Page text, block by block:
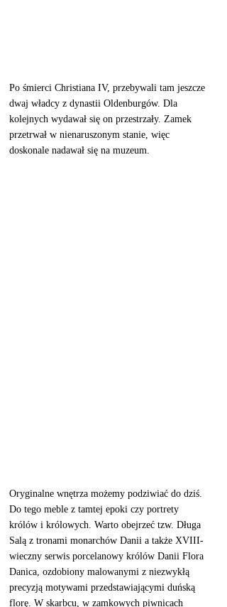
Po śmierci Christiana IV, przebywali tam jeszcze
dwaj władcy z dynastii Oldenburgów. Dla
kolejnych wydawał się on przestrzały. Zamek
przetrwał w nienaruszonym stanie, więc
doskonale nadawał się na muzeum.
Oryginalne wnętrza możemy podziwiać do dziś.
Do tego meble z tamtej epoki czy portrety
królów i królowych. Warto obejrzeć tzw. Długa
Salą z tronami monarchów Danii a także XVIII-
wieczny serwis porcelanowy królów Danii Flora
Danica, ozdobiony malowanymi z niezwykłą
precyzją motywami przedstawiającymi duńską
florę. W skarbcu, w zamkowych piwnicach